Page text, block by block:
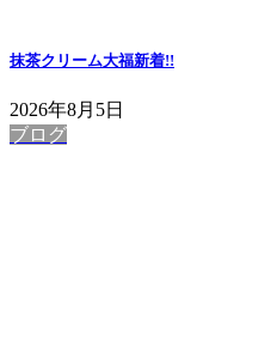
抹茶クリーム大福新着!!
2026年8月5日
ブログ